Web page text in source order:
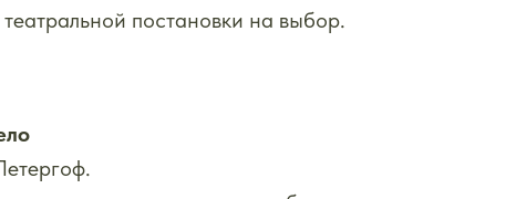
постановки на выбор.